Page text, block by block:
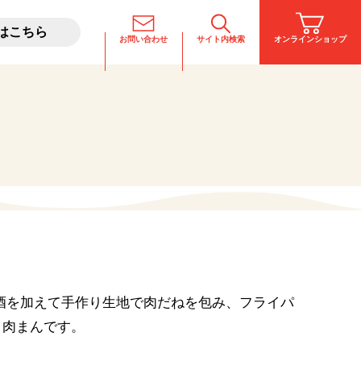
こちら
お問い合わせ サイト内検索 オンラインショップ
を加えて手作り生地で肉だねを包み、フライパ
まんです。